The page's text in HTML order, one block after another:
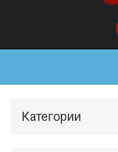
Категории